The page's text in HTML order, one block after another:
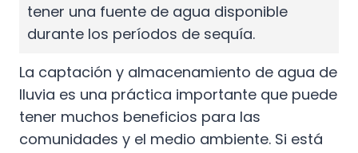
tener una fuente de agua disponible
durante los períodos de sequía.
La captación y almacenamiento de agua de
lluvia es una práctica importante que puede
tener muchos beneficios para las
comunidades y el medio ambiente. Si está